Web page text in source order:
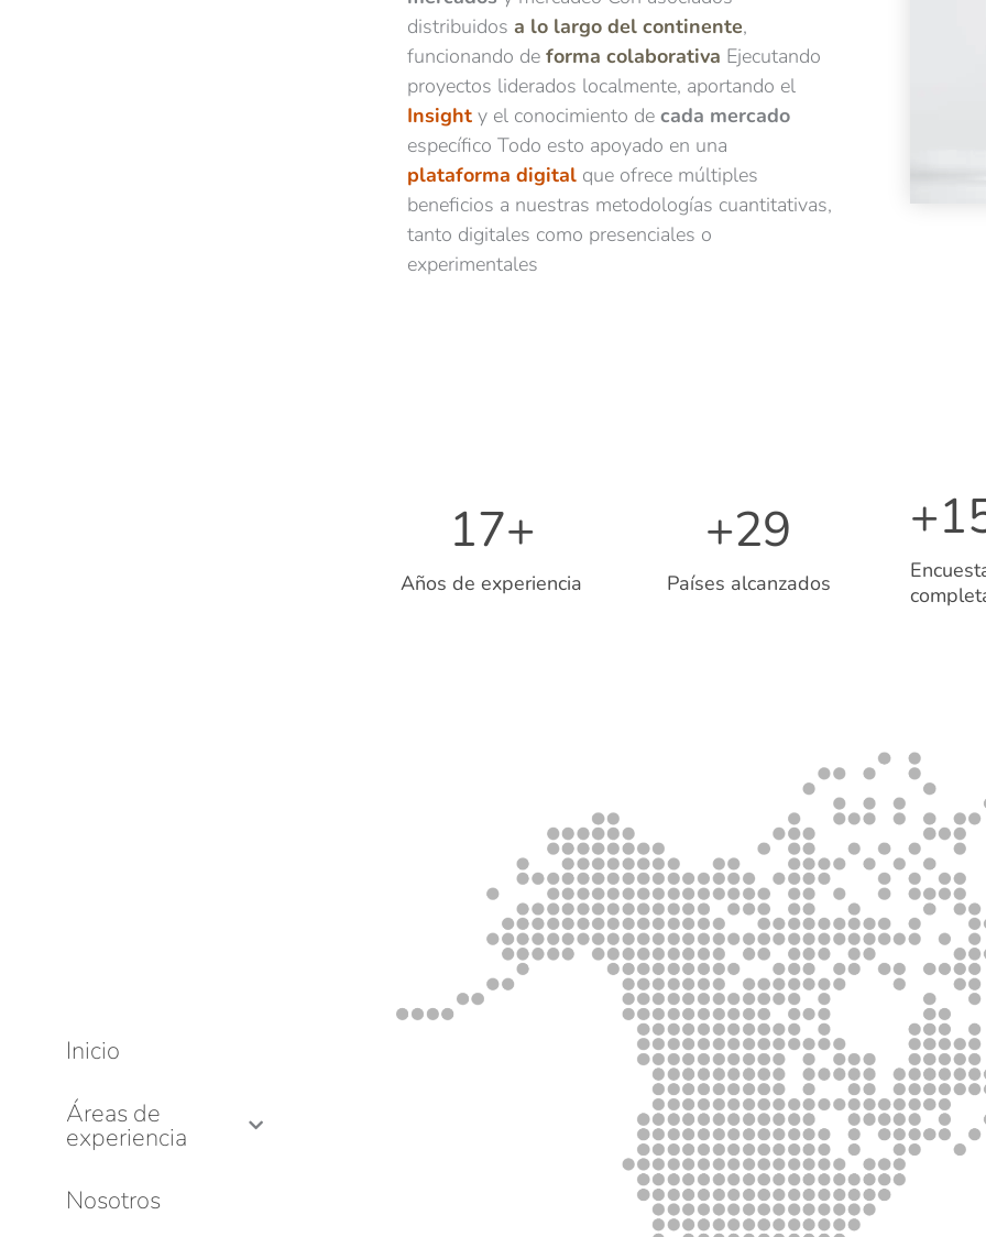
distribuidos a lo largo del continente,
funcionando de forma colaborativa
proyectos liderados localmente, aportando el
Insight y el conocimiento de cada mercado
específico Todo esto apoyado en una
plataforma digital que ofrece múltiples
beneficios a nuestras metodologías cuantitativas,
tanto digitales como presenciales o
experimentales
Años de experiencia
17+
Países alcanzados
+29 +
Inicio
Áreas de
experiencia
Nosotros